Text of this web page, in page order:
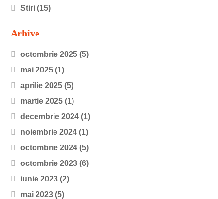
Stiri (15)
Arhive
octombrie 2025 (5)
mai 2025 (1)
aprilie 2025 (5)
martie 2025 (1)
decembrie 2024 (1)
noiembrie 2024 (1)
octombrie 2024 (5)
octombrie 2023 (6)
iunie 2023 (2)
mai 2023 (5)